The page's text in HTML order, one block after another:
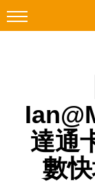
科技焦點
網絡生活
遊戲動漫
達通
數